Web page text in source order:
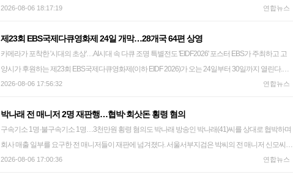
위해서는 주민들의 실제 삶을 담아야 했다. 강원도 홍천군을 배경으로 한 '지난 여름'에서는 실제 주민
게 처리하거나 가상의 장소를 설정한 것과 달리, '성산로'로 시작하는 도로명 주소 표지판과 '화천면행
정복지센터'를 보여주며 배경이 홍천군인 점도 숨기지 않는다. 허구의 서사를 지닌 '지난 여름'은 그렇
게 다큐멘터리와 픽션의 경계에 서서 관객들에게 다가간다. "실제 사는 분들의 삶을 보며 제가 느끼는
것을 영화에 담아야 했어요. 이것을 (배우 연기로) 재현하는 것은 아무 의미가 없다고 생각했습니다. 제
의 말에는 영화를 만드는 데 대한 겸허함이 묻어났다. '진인사대천명'이라며 하늘의 뜻을 따라 농사를
짓는 농부의 마음을 닮아 있었다. 인터뷰하는 최승우 감독 영화 '지난 여름'의 최승우 감독이 지난 5일
서울 중구 소리그림에서 연합뉴스와 인터뷰를 하고 있다. 2026.8.7 mjkang@yna.co.kr '지난 여름'은 작
은 농촌 마을에서 살아가는 청년 민우(김민혁 분)의 이야기를 그렸다. 화천면 행정복지센터에서 근무
하예린이 미국 연예 전문 매체 버라이어티가 선정한 '영 할리우드 임팩트'(Young Hollywood Impact)에
트 리포트' 명단을 공개했다. 버라이어티는 미래의 엔터테인먼트 산업을 이끌어갈 18∼28세의 재능 있
는 음악가, 콘텐츠 크리에이터, 배우, 운동선수 등을 선정해 매년 발표한다. 선정된 이들 가운데 코르티
스, 캣츠아이, 허윤진은 모두 하이브 소속 아티스트다. 버라이어티는 허윤진에 대해 "르세라핌 멤버일
뿐 아니라 작곡가이자 팀의 방향성을 만들어가는 창의성의 주축"이라고 설명했다. 또한 캣츠아이를
직의 새로운 K팝 스타이자 실력파 그룹"으로 소개했다. 아울러 한국계 호주 배우이자 손숙의 외손녀인
하예린에 대해선 "넷플릭스 인기 시리즈 '브리저튼 4'에서 베네딕트 브리저튼의 마음을 사로잡은 하녀
소피 백 역으로 팬들을 매료시켰다"고 전했다. sunwoo@yna.co.kr
2026-08-06 18:17:19 연합뉴스
제23회 EBS국제다큐영화제 24일 개막…28개국 64편 상영
카메라가 포착한 '시대의 초상'…AI시대 속 다큐 조명 특별전도 'EIDF2026' 포스터 EBS가 주최하고 고
양시가 후원하는 제23회 EBS국제다큐영화제(이하 EIDF 2026)가 오는 24일부터 30일까지 열린다.
EBS는 6일 서울 중구 서울영화센터에서 기자간담회를 열고 올해 영화제에서 '시대의 초상'이란 슬로
라는 거울을 통해 우리 시대의 진실한 얼굴들을 가감 없이 포착할 수 있는 작품을 모았다며 "다름에 대
한 혐오와 갈등이 일상화된 시대에 '다름' 또한 시대의 초상을 완성하는 중요한 요소로 존중받길 바라
는 마음을 담았다"고 설명했다. EIDF는 TV 방송(EBS 1TV)과 오프라인 극장 상영, 야외 상영을 병행하는
국내 유일의 다큐멘터리 영화제로, 올해 극장 상영은 메가박스 백석벨라시타와 서울영화센터에서, 야
2026-08-06 17:56:32 연합뉴스
박나래 전 매니저 2명 재판행…협박·회삿돈 횡령 혐의
구속기소 1명·불구속기소 1명…3천만원 횡령 혐의도 박나래 방송인 박나래(41)씨를 상대로 협박하며
회사 매출 일부를 요구한 전 매니저들이 재판에 넘겨졌다. 서울서부지검은 박씨의 전 매니저 신모씨를
구속기소하고 또 다른 전 매니저 A씨를 불구속기소 했다고 6일 밝혔다. 이들은 박씨가 회사 자금을 전
2026-08-06 17:00:36 연합뉴스